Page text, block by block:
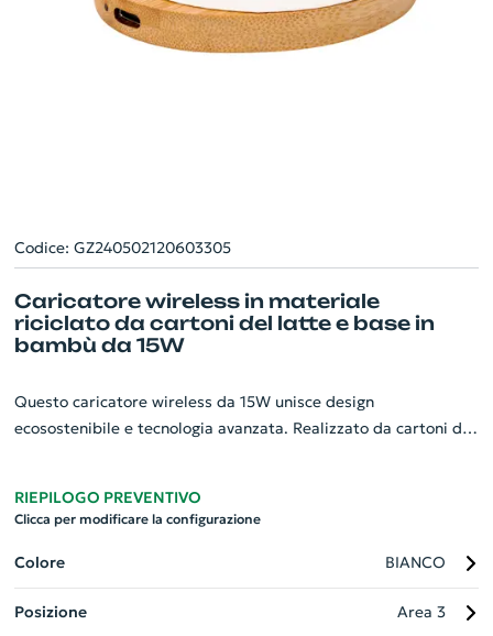
Codice: GZ240502120603305
Caricatore wireless in materiale
riciclato da cartoni del latte e base in
bambù da 15W
Questo caricatore wireless da 15W unisce design
ecosostenibile e tecnologia avanzata. Realizzato da cartoni del
alto livello. La superficie di ricarica è compatibile con i
tipo C e presenta il logo dei cartoni del latte sulla base. Il
caricatore è sicuro da usare grazie alla sua protezione contro il
surriscaldamento, il sovraccarico e i cortocircuiti. Ogni pezzo è
RIEPILOGO PREVENTIVO
Clicca per modificare la configurazione
Colore BIANCO
Posizione Area 3